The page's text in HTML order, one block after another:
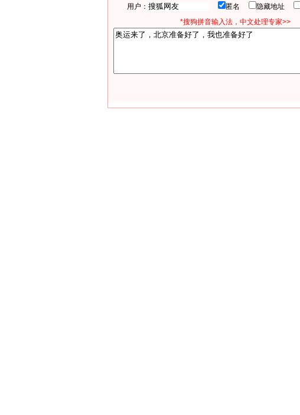
用户： 匿名 隐藏地址
*搜狗拼音输入法，中文处理专家>>